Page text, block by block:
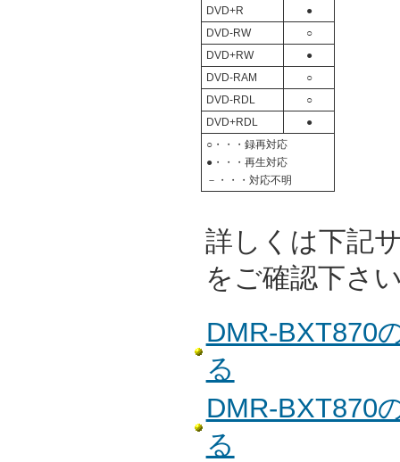
DVD+R ●
DVD-RW ○
DVD+RW ●
DVD-RAM ○
DVD-RDL ○
DVD+RDL ●
○・・・録再対応
●・・・再生対応
－・・・対応不明
詳しくは下記
をご確認下さ
DMR-BXT870
る
DMR-BXT870
る